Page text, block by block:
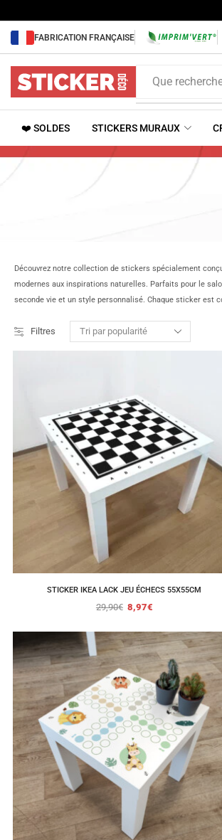
FABRICATION FRANÇAISE
Que
❤️ SOLDES STICKERS MURAUX
Découvrez notre collection de stickers spécialement
modernes aux inspirations naturelles. Parfaits pour le
seconde vie et un style personnalisé. Chaque sticker est
Filtres
STICKER IKEA LACK JEU ÉCHECS 55X55CM
29,90€ 8,97€